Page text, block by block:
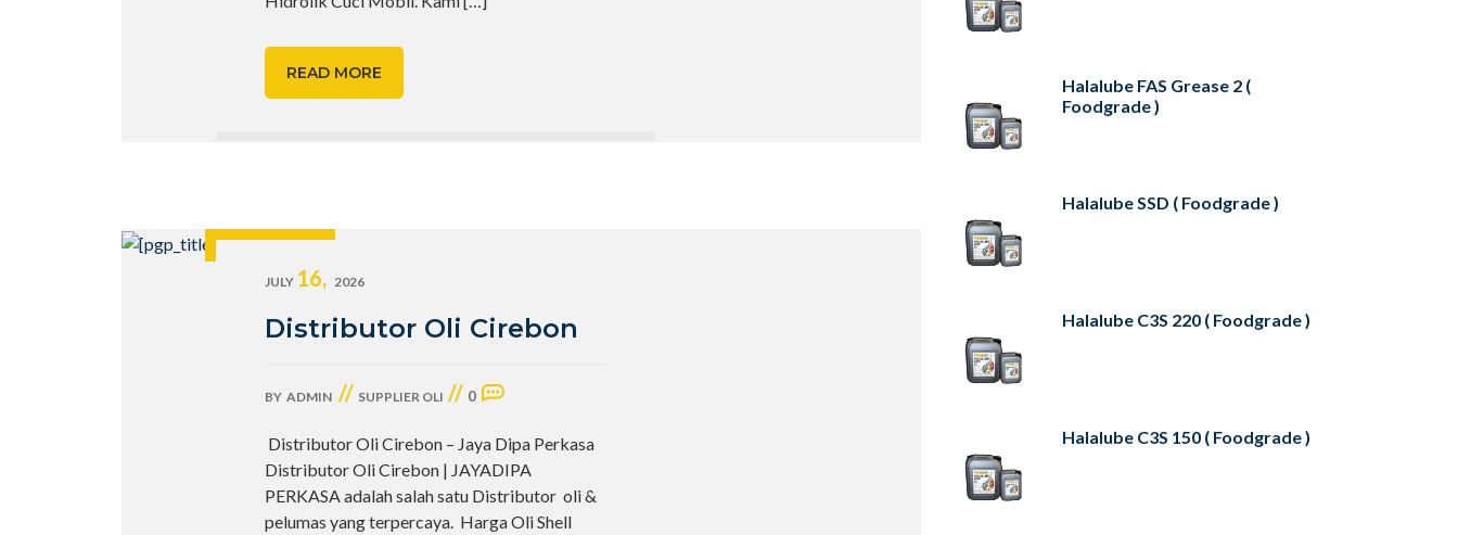
READ MORE
JULY 16, 2026
Distributor Oli Cirebon
BY ADMIN // SUPPLIER OLI // 0
Distributor Oli Cirebon – Jaya Dipa Perkasa
Distributor Oli Cirebon | JAYADIPA
PERKASA adalah salah satu Distributor oli &
pelumas yang terpercaya. Harga Oli Shell
Halalube FAS Grease 2 (
Foodgrade )
Halalube SSD ( Foodgrade )
Halalube C3S 220 ( Foodgrade )
Halalube C3S 150 ( Foodgrade )